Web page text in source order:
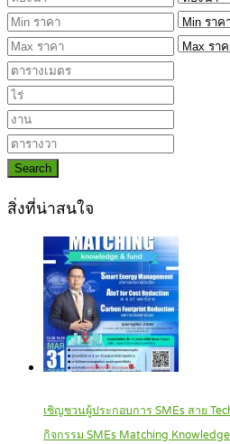
Search
สิ่งที่น่าสนใจ
เชิญชวนผู้ประกอบการ SMEs สาย
กิจกรรม SMEs Matching